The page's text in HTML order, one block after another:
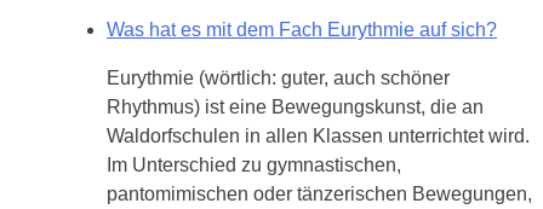
Was hat es mit dem Fach Eurythmie auf sich?
Eurythmie (wörtlich: guter, auch schöner
Rhythmus) ist eine Bewegungskunst, die an
Waldorfschulen in allen Klassen unterrichtet wird.
Im Unterschied zu gymnastischen,
pantomimischen oder tänzerischen Bewegungen,